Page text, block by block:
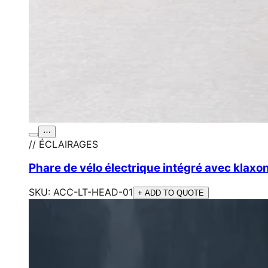
⋯
// ÉCLAIRAGES
Phare de vélo électrique intégré avec
SKU: ACC-LT-HEAD-01 + ADD TO QUOTE